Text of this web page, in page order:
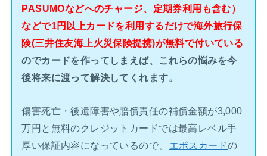
PASUMOなどへのチャージ、定期券利用も含む）
などで1円以上カードを利用するだけで海外旅行保
険(三井住友海上火災保険提携)が無料で付いている
のでカードを作ってしまえば、これらの悩みを今
後将来に渡って解決してくれます。
傷害死亡・後遺障害や賠償責任の補償金額が3,000
万円と無料のクレジットカードでは最高レベル手
厚い保証内容になっているので、
エポスカードの